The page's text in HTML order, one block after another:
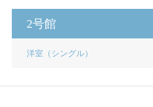
2号館
洋室（シングル）